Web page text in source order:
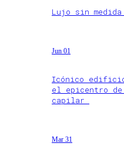
Lujo sin
Jun 01
Icónico
el epicentro
capilar
Mar 31